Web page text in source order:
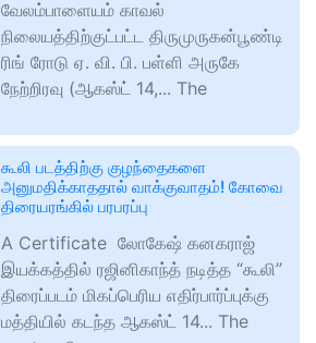
வேலம்பாளையம் காவல்
நிலையத்திற்குட்பட்ட திருமுருகன்பூண்டி
ரிங் ரோடு ஏ. வி. பி. பள்ளி அருகே
நேற்றிரவு (ஆகஸ்ட் 14,... The
கூலி படத்திற்கு குழந்தைகளை
அனுமதிக்காததால் வாக்குவாதம்! கோவை
திரையரங்கில் பரபரப்பு
A Certificate லோகேஷ் கனகராஜ்
இயக்கத்தில் ரஜினிகாந்த் நடித்த “கூலி”
திரைப்படம் மிகப்பெரிய எதிர்பார்ப்புக்கு
மத்தியில் கடந்த ஆகஸ்ட் 14... The